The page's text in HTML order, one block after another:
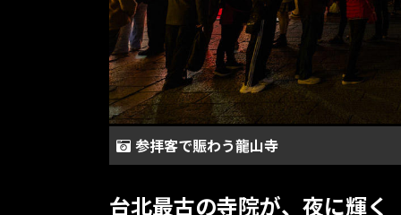
参拝客で賑わう龍山寺
台北最古の寺院が、夜に輝く